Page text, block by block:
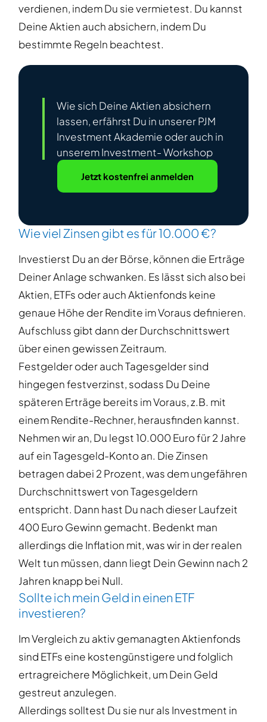
verdienen, indem Du sie vermietest. Du kannst
Deine Aktien auch absichern, indem Du
bestimmte Regeln beachtest.
Wie sich Deine Aktien absichern
lassen, erfährst Du in unserer PJM
Investment Akademie oder auch in
unserem Investment- Workshop
Jetzt kostenfrei anmelden
Wie viel Zinsen gibt es für 10.000 €?
Investierst Du an der Börse, können die Erträge
Deiner Anlage schwanken. Es lässt sich also bei
Aktien, ETFs oder auch Aktienfonds keine
genaue Höhe der Rendite im Voraus definieren.
Aufschluss gibt dann der Durchschnittswert
über einen gewissen Zeitraum.
Festgelder oder auch Tagesgelder sind
hingegen festverzinst, sodass Du Deine
späteren Erträge bereits im Voraus, z.B. mit
einem Rendite-Rechner, herausfinden kannst.
Nehmen wir an, Du legst 10.000 Euro für 2 Jahre
auf ein Tagesgeld-Konto an. Die Zinsen
betragen dabei 2 Prozent, was dem ungefähren
Durchschnittswert von Tagesgeldern
entspricht. Dann hast Du nach dieser Laufzeit
400 Euro Gewinn gemacht. Bedenkt man
allerdings die Inflation mit, was wir in der realen
Welt tun müssen, dann liegt Dein Gewinn nach 2
Jahren knapp bei Null.
Sollte ich mein Geld in einen ETF
investieren?
Im Vergleich zu aktiv gemanagten Aktienfonds
sind ETFs eine kostengünstigere und folglich
ertragreichere Möglichkeit, um Dein Geld
gestreut anzulegen.
Allerdings solltest Du sie nur als Investment in